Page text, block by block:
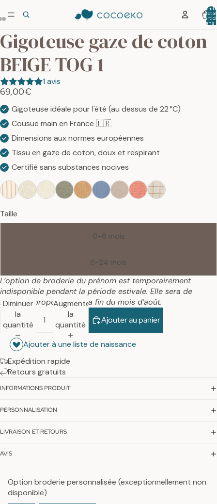
total
dans
Gigoteuse gaze de coton
BEIGE TOG 1
1 avis
69,00€
Gigoteuse idéale pour l'été (au dessus de 22 °C)
Cousue main en France 🇫🇷
Dimensions aux normes européennes
Tissu en gaze de coton, doux et respirant
Certifié sans substances nocives
Taille
0-6 mois
6-24 mois
L’option de broderie du prénom est temporairement
indisponible pendant la période estivale. Elle sera de
nouveau proposée dès la fin du mois d’août.
Diminuer
la
quantité
Augmenter
la
quantité
Ajouter au panier
Ajouter à une liste de naissance
Expédition rapide
Retours gratuits
INFORMATIONS PRODUIT
PERSONNALISATION
LIVRAISON ET RETOURS
AVIS
Option broderie personnalisée (exceptionnellement non
disponible)